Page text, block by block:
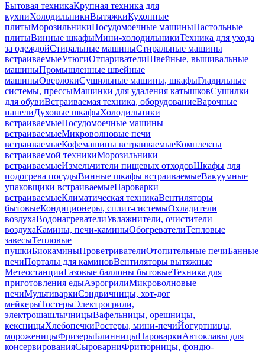
Бытовая техникаКрупная техника для
кухниХолодильникиВытяжкиКухонные
плитыМорозильникиПосудомоечные машиныНастольные
плитыВинные шкафыМини-холодильникиТехника для ухода
за одеждойСтиральные машиныСтиральные машины
встраиваемыеУтюгиОтпаривателиШвейные, вышивальные
машиныПромышленные швейные
машиныОверлокиСушильные машины, шкафыГладильные
системы, прессыМашинки для удаления катышковСушилки
для обувиВстраиваемая техника, оборудованиеВарочные
панелиДуховые шкафыХолодильники
встраиваемыеПосудомоечные машины
встраиваемыеМикроволновые печи
встраиваемыеКофемашины встраиваемыеКомплекты
встраиваемой техникиМорозильники
встраиваемыеИзмельчители пищевых отходовШкафы для
подогрева посудыВинные шкафы встраиваемыеВакуумные
упаковщики встраиваемыеПароварки
встраиваемыеКлиматическая техникаВентиляторы
бытовыеКондиционеры, сплит-системыОхладители
воздухаВодонагревателиУвлажнители, очистители
воздухаКамины, печи-каминыОбогревателиТепловые
завесыТепловые
пушкиБиокаминыПроветривателиОтопительные печиБанные
печиПорталы для каминовВентиляторы вытяжные
МетеостанцииГазовые баллоны бытовыеТехника для
приготовления едыАэрогрилиМикроволновые
печиМультиваркиСэндвичницы, хот-дог
мейкерыТостерыЭлектрогрили,
электрошашлычницыВафельницы, орешницы,
кексницыХлебопечкиРостеры, мини-печиЙогуртницы,
мороженицыФризерыБлинницыПароваркиАвтоклавы для
консервированияСыроварниФритюрницы, фондю-